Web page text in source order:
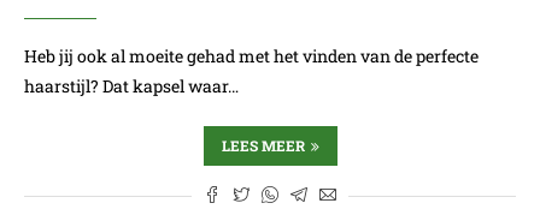
Heb jij ook al moeite gehad met het vinden van de perfecte
haarstijl? Dat kapsel waar…
LEES MEER